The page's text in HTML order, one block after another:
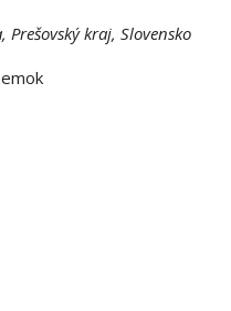
Prešovský kraj, Slovensko